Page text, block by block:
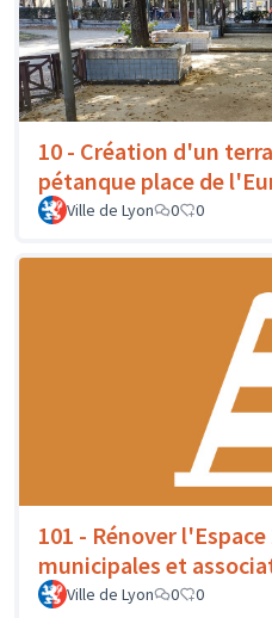
10 - Création d'un
pétanque place de
Ville de Lyon 0 0
101 - Rénover
municipales et
Ville de Lyon 0 0